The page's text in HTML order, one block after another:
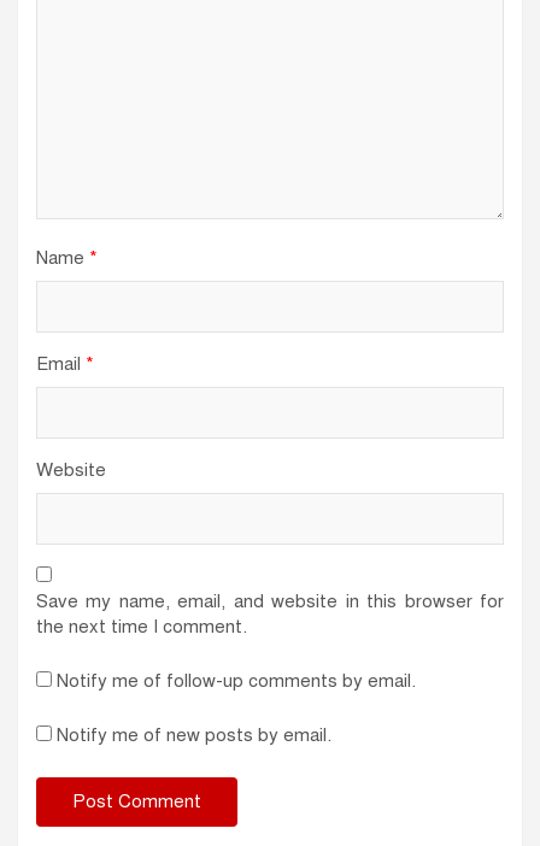
Name *
Email *
Website
Save my name, email, and website in this browser for
the next time I comment.
Notify me of follow-up comments by email.
Notify me of new posts by email.